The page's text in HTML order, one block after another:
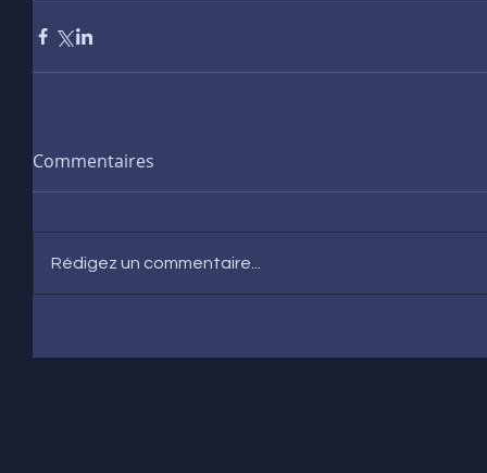
Commentaires
Rédigez un commentaire...